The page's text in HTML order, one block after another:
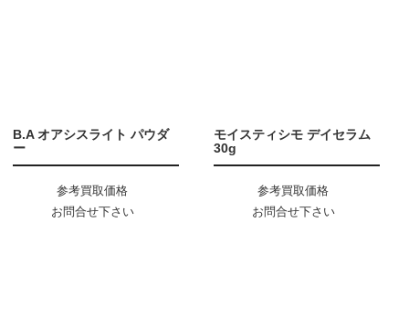
B.A オアシスライト パウダ
ー
参考買取価格
お問合せ下さい
モイスティシモ デイセラム
30g
参考買取価格
お問合せ下さい